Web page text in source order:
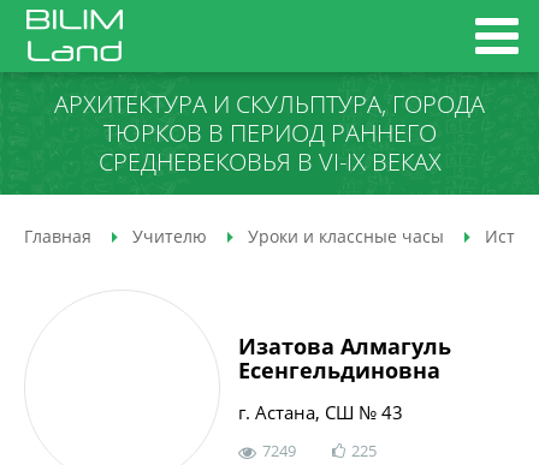
АРХИТЕКТУРА И СКУЛЬПТУРА, ГОРОДА
ТЮРКОВ В ПЕРИОД РАННЕГО
CРЕДНЕВЕКОВЬЯ В VI-IX ВЕКАХ
Главная Учителю Уроки и классные часы
Изатова Алмагуль
Есенгельдиновна
г. Астана, СШ № 43
7249 225